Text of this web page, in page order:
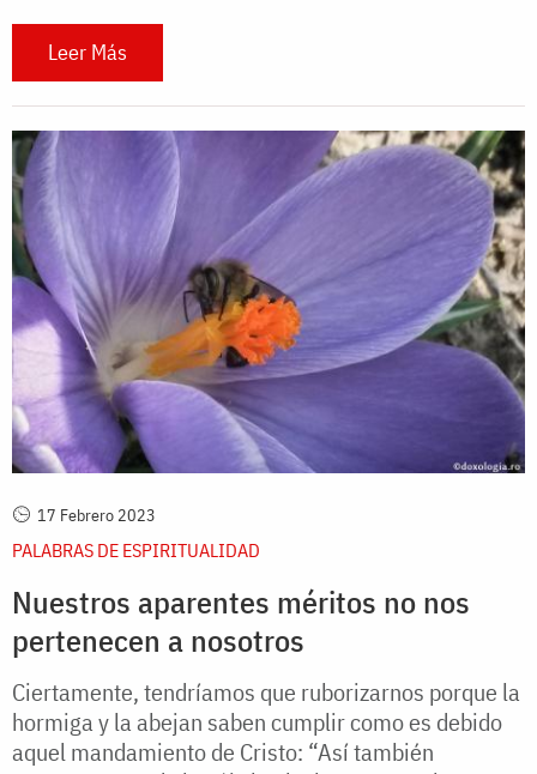
Leer Más
17 Febrero 2023
PALABRAS DE ESPIRITUALIDAD
Nuestros aparentes méritos no nos
pertenecen a nosotros
Ciertamente, tendríamos que ruborizarnos porque la
hormiga y la abejan saben cumplir como es debido
aquel mandamiento de Cristo: “Así también